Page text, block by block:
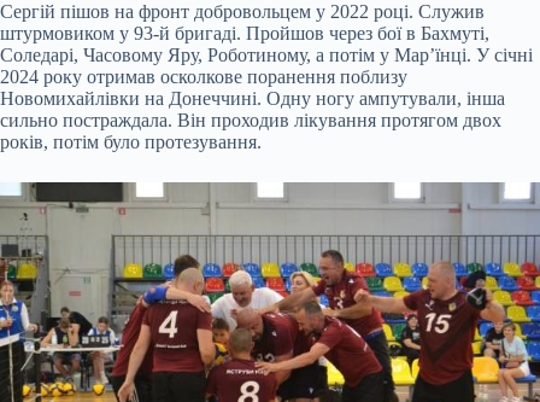
Сергій пішов на фронт добровольцем у 2022 році. Служив
штурмовиком у 93-й бригаді. Пройшов через бої в Бахмуті,
Соледарі, Часовому Яру, Роботиному, а потім у Мар’їнці. У січні
2024 року отримав осколкове поранення поблизу
Новомихайлівки на Донеччині. Одну ногу ампутували, інша
сильно постраждала. Він проходив лікування протягом двох
років, потім було протезування.